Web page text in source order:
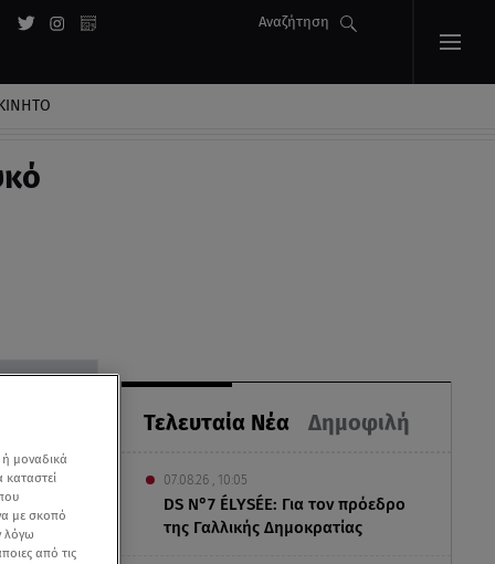
Αναζήτηση
Τελευταία Νέα Δημοφιλή
07.08.26 , 10:05
DS N°7 ÉLYSÉE: Για τον πρόεδρο
της Γαλλικής Δημοκρατίας
μοναδικά
με σκοπό
λόγω
από τις